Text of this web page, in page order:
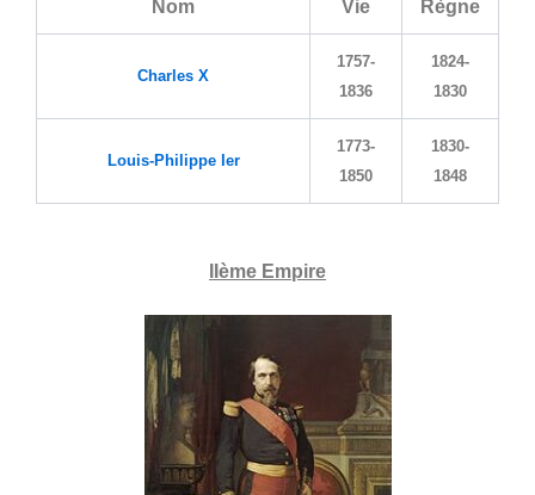
Nom Vie Règne
Charles X
1757-
1836
1824-
1830
Louis-Philippe Ier
1773-
1850
1830-
1848
IIème Empire